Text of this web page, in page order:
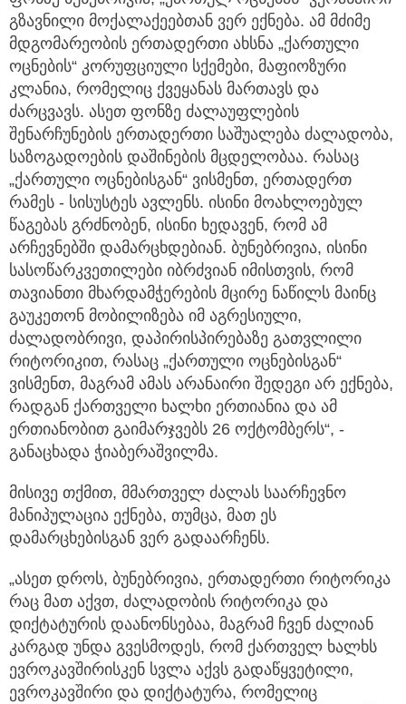
გზავნილი მოქალაქეებთან ვერ ექნება. ამ მძიმე
მდგომარეობის ერთადერთი ახსნა „ქართული
ოცნების“ კორუფციული სქემები, მაფიოზური
კლანია, რომელიც ქვეყანას მართავს და
ძარცვავს. ასეთ ფონზე ძალაუფლების
შენარჩუნების ერთადერთი საშუალება ძალადობა,
საზოგადოების დაშინების მცდელობაა. რასაც
„ქართული ოცნებისგან“ ვისმენთ, ერთადერთ
რამეს - სისუსტეს ავლენს. ისინი მოახლოებულ
წაგებას გრძნობენ, ისინი ხედავენ, რომ ამ
არჩევნებში დამარცხდებიან. ბუნებრივია, ისინი
სასოწარკვეთილები იბრძვიან იმისთვის, რომ
თავიანთი მხარდამჭერების მცირე ნაწილს მაინც
გაუკეთონ მობილიზება იმ აგრესიული,
ძალადობრივი, დაპირისპირებაზე გათვლილი
რიტორიკით, რასაც „ქართული ოცნებისგან“
ვისმენთ, მაგრამ ამას არანაირი შედეგი არ ექნება,
რადგან ქართველი ხალხი ერთიანია და ამ
ერთიანობით გაიმარჯვებს 26 ოქტომბერს“, -
განაცხადა ჭიაბერაშვილმა.
მისივე თქმით, მმართველ ძალას საარჩევნო
მანიპულაცია ექნება, თუმცა, მათ ეს
დამარცხებისგან ვერ გადაარჩენს.
„ასეთ დროს, ბუნებრივია, ერთადერთი რიტორიკა
რაც მათ აქვთ, ძალადობის რიტორიკა და
დიქტატურის დაანონსებაა, მაგრამ ჩვენ ძალიან
კარგად უნდა გვესმოდეს, რომ ქართველ ხალხს
ევროკავშირისკენ სვლა აქვს გადაწყვეტილი,
ევროკავშირი და დიქტატურა, რომელიც